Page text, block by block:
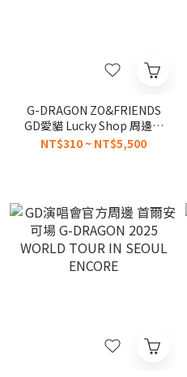
G-DRAGON ZO&FRIENDS
GD愛貓 Lucky Shop 周邊全
系列
NT$310 ~ NT$5,500